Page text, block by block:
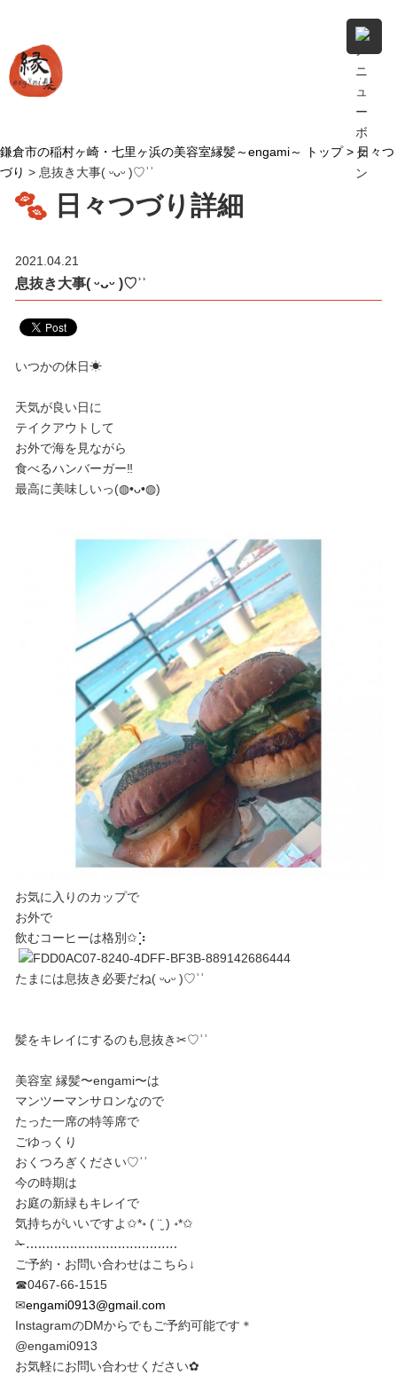
鎌倉市の稲村ヶ崎・七里ヶ浜の美容室縁髪～engami～ トップ > 日々つ
づり > 息抜き大事( ᵕᴗᵕ )♡︎ʾʾ
日々つづり詳細
2021.04.21
息抜き大事( ᵕᴗᵕ )♡︎ʾʾ
いつかの休日☀︎
天気が良い日に
テイクアウトして
お外で海を見ながら
食べるハンバーガー‼︎
最高に美味しいっ(◍•ᴗ•◍)
お気に入りのカップで
お外で
飲むコーヒーは格別✩︎⡱
たまには息抜き必要だね( ᵕᴗᵕ )♡︎ʾʾ
髪をキレイにするのも息抜き✂︎♡︎ʾʾ
美容室 縁髪〜engami〜は
マンツーマンサロンなので
たった一席の特等席で
ごゆっくり
おくつろぎください♡︎ʾʾ
今の時期は
お庭の新緑もキレイで
気持ちがいいですよ✩︎*॰ ( ¨̮ ) ॰*✩︎
✁︎‥‥‥‥‥‥‥‥‥‥‥‥‥‥‥‥‥‥‥
ご予約・お問い合わせはこちら↓
☎︎0467-66-1515
✉︎engami0913@gmail.com
InstagramのDMからでもご予約可能です＊
@engami0913
お気軽にお問い合わせください✿︎